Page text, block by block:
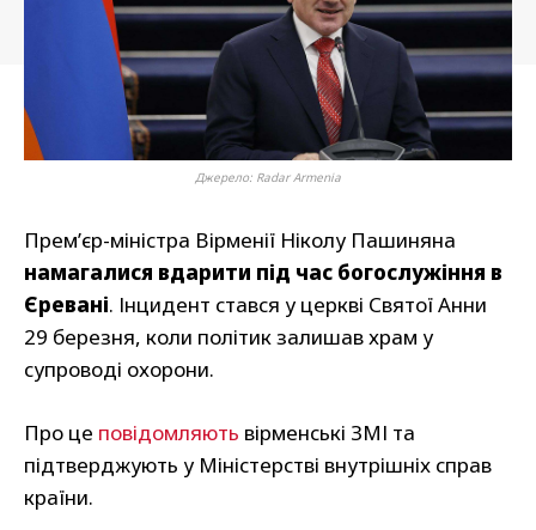
Джерело: Radar Armenia
Прем’єр-міністра Вірменії Ніколу Пашиняна
намагалися вдарити під час богослужіння в
Єревані. Інцидент стався у церкві Святої Анни
29 березня, коли політик залишав храм у
супроводі охорони.
Про це повідомляють вірменські ЗМІ та
підтверджують у Міністерстві внутрішніх справ
країни.